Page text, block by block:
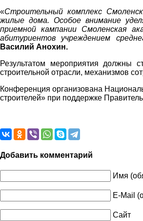
«Строительный комплекс
жилые дома. Особое внимание
приемной кампании Смоленская
абитуриентов учреждением
Василий Анохин.
Результатом мероприятия должны
строительной отрасли, механизмов
Конференция организована
строителей» при поддержке
Добавить комментарий
Имя
E-Mail
Сайт